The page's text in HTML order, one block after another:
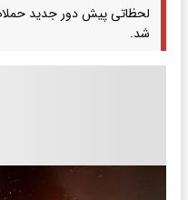
لحظاتی پیش دور جدید
شد.